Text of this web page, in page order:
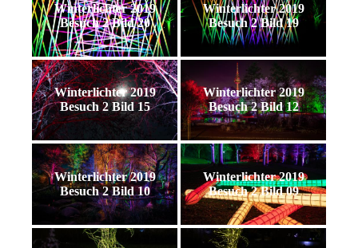
Winterlichter 2019
Besuch 2 Bild 20
Winterlichter 2019
Besuch 2 Bild 19
Winterlichter 2019
Besuch 2 Bild 15
Winterlichter 2019
Besuch 2 Bild 12
Winterlichter 2019
Besuch 2 Bild 10
Winterlichter 2019
Besuch 2 Bild 09